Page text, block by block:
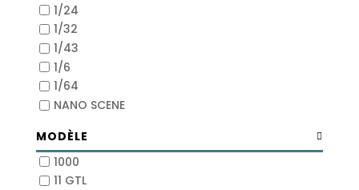
1/24
1/32
1/43
1/6
1/64
NANO SCENE
MODÈLE
1000
11 GTL